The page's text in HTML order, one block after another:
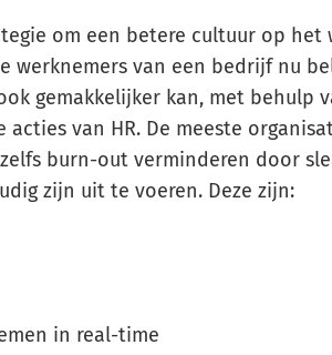
om een betere cultuur op
werknemers van een bedrijf nu
gemakkelijker kan, met behulp
van HR. De meeste
burn-out verminderen door
zijn uit te voeren. Deze zijn:
in real-time